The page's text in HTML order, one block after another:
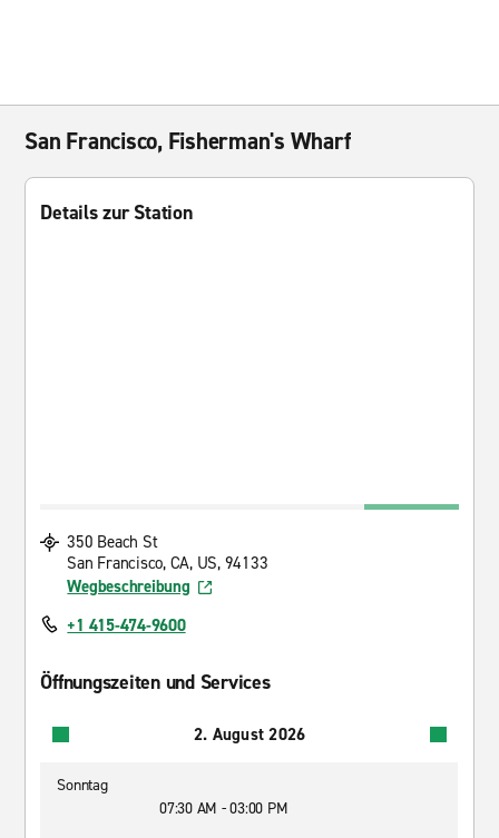
San Francisco, Fisherman's Wharf
Details zur Station
350 Beach St
San Francisco, CA, US, 94133
Wegbeschreibung
+1 415-474-9600
Öffnungszeiten und Services
2. August 2026
Sonntag
07:30 AM - 03:00 PM